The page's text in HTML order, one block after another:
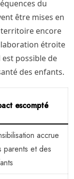
du
être mises en
encore
étroite
possible de
des enfants.
escompté
accrue
parents et des